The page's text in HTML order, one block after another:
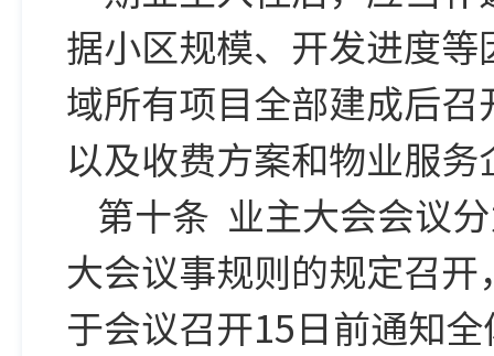
据小区规模、开发进度
域所有项目全部建成后
以及收费方案和物业服
第十条 业主大会会议
大会议事规则的规定召
于会议召开15日前通知